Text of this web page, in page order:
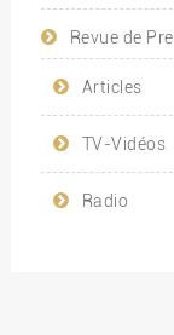
Revue de
Articles
TV-Vidéos
Radio